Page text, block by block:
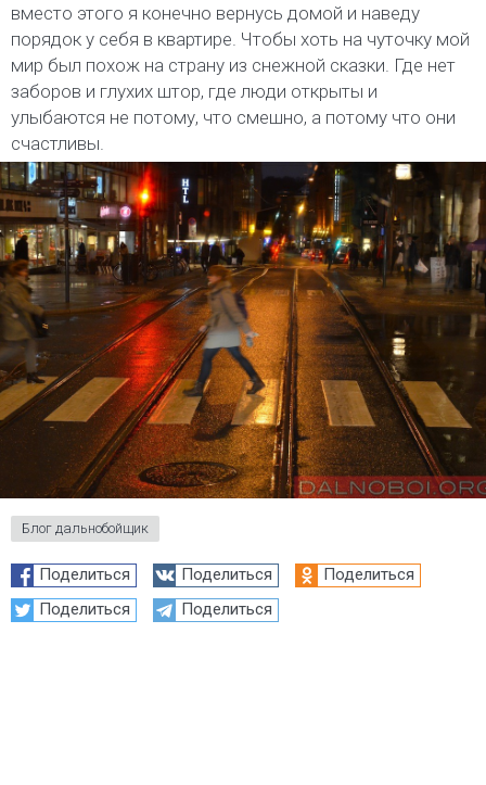
вместо этого я конечно вернусь домой и наведу
порядок у себя в квартире. Чтобы хоть на чуточку мой
мир был похож на страну из снежной сказки. Где нет
заборов и глухих штор, где люди открыты и
улыбаются не потому, что смешно, а потому что они
счастливы.
Блог дальнобойщик
Поделиться Поделиться
Поделиться
Поделиться
Поделиться